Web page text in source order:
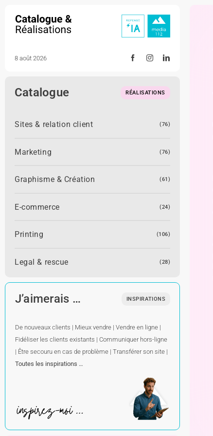
content
8 août 2026
Catalogue RÉALISATIONS
Sites & relation client (76)
Marketing (76)
Graphisme & Création (61)
E-commerce (24)
Printing (106)
Legal & rescue (28)
J’aimerais … INSPIRATIONS
De nouveaux clients | Mieux vendre | Vendre en ligne |
Fidéliser les clients existants | Communiquer hors-ligne
| Être secouru en cas de problème | Transférer son site |
Toutes les inspirations …